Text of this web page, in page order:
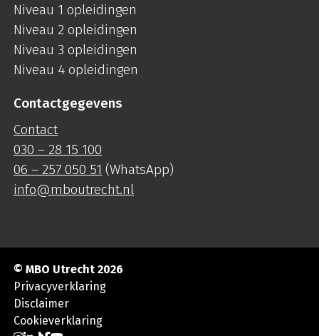
Niveau 1 opleidingen
Niveau 2 opleidingen
Niveau 3 opleidingen
Niveau 4 opleidingen
Contactgegevens
Contact
030 – 28 15 100
06 – 257 050 51 (WhatsApp)
info@mboutrecht.nl
© MBO Utrecht 2026
Privacyverklaring
Disclaimer
Cookieverklaring